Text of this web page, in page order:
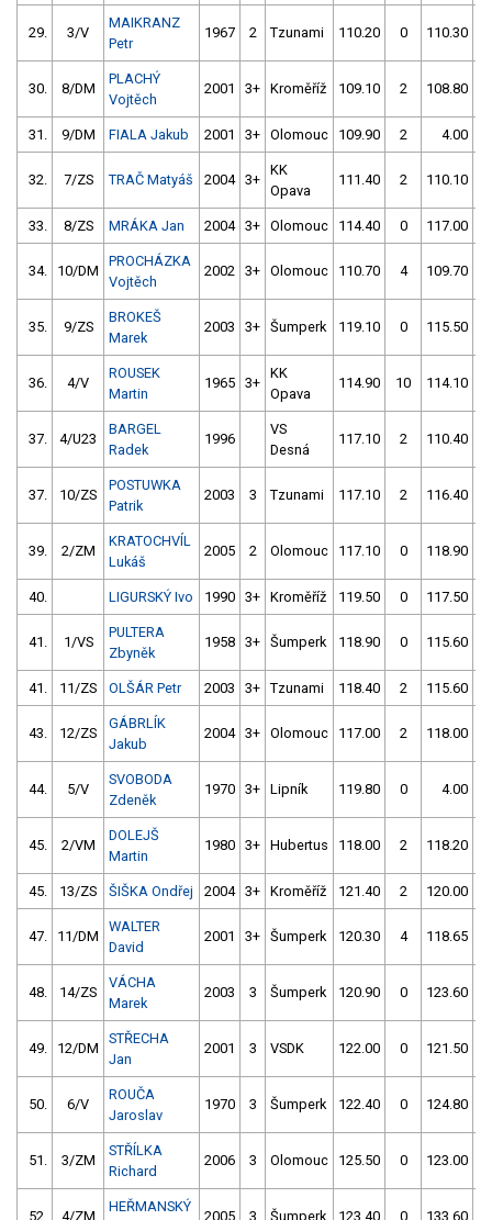
29. 3/V
MAIKRANZ
Petr
1967 2 Tzunami 110.20 0 110.30
30. 8/DM
PLACHÝ
Vojtěch
2001 3+ Kroměříž 109.10 2 108.80
31. 9/DM FIALA Jakub 2001 3+ Olomouc 109.90 2 4.00
32. 7/ZS TRAČ Matyáš 2004 3+
KK
Opava
111.40 2 110.10
33. 8/ZS MRÁKA Jan 2004 3+ Olomouc 114.40 0 117.00
34. 10/DM
PROCHÁZKA
Vojtěch
2002 3+ Olomouc 110.70 4 109.70
35. 9/ZS
BROKEŠ
Marek
2003 3+ Šumperk 119.10 0 115.50
36. 4/V
ROUSEK
Martin
1965 3+
KK
Opava
114.90 10 114.10
37. 4/U23
BARGEL
Radek
1996
VS
Desná
117.10 2 110.40
37. 10/ZS
POSTUWKA
Patrik
2003 3 Tzunami 117.10 2 116.40
39. 2/ZM
KRATOCHVÍL
Lukáš
2005 2 Olomouc 117.10 0 118.90
40. LIGURSKÝ Ivo 1990 3+ Kroměříž 119.50 0 117.50
41. 1/VS
PULTERA
Zbyněk
1958 3+ Šumperk 118.90 0 115.60
41. 11/ZS OLŠÁR Petr 2003 3+ Tzunami 118.40 2 115.60
43. 12/ZS
GÁBRLÍK
Jakub
2004 3+ Olomouc 117.00 2 118.00
44. 5/V
SVOBODA
Zdeněk
1970 3+ Lipník 119.80 0 4.00
45. 2/VM
DOLEJŠ
Martin
1980 3+ Hubertus 118.00 2 118.20
45. 13/ZS ŠIŠKA Ondřej 2004 3+ Kroměříž 121.40 2 120.00
47. 11/DM
WALTER
David
2001 3+ Šumperk 120.30 4 118.65
48. 14/ZS
VÁCHA
Marek
2003 3 Šumperk 120.90 0 123.60
49. 12/DM
STŘECHA
Jan
2001 3 VSDK 122.00 0 121.50
50. 6/V
ROUČA
Jaroslav
1970 3 Šumperk 122.40 0 124.80
51. 3/ZM
STŘÍLKA
Richard
2006 3 Olomouc 125.50 0 123.00
52. 4/ZM
HEŘMANSKÝ
2005 3 Šumperk 123.40 0 133.60